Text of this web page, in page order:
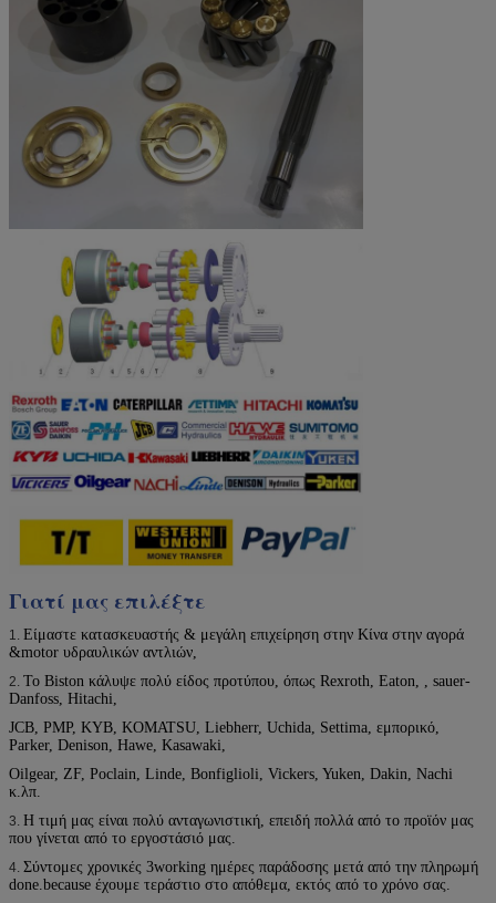
Γιατί μας επιλέξτε
1. Είμαστε κατασκευαστής & μεγάλη επιχείρηση στην Κίνα στην αγορά
&motor υδραυλικών αντλιών,
2. Το Biston κάλυψε πολύ είδος προτύπου, όπως Rexroth, Eaton, , sauer-
Danfoss, Hitachi,
JCB, PMP, KYB, KOMATSU, Liebherr, Uchida, Settima, εμπορικό,
Parker, Denison, Hawe, Kasawaki,
Oilgear, ZF, Poclain, Linde, Bonfiglioli, Vickers, Yuken, Dakin, Nachi
κ.λπ.
3. Η τιμή μας είναι πολύ ανταγωνιστική, επειδή πολλά από το προϊόν μας
που γίνεται από το εργοστάσιό μας.
4. Σύντομες χρονικές 3working ημέρες παράδοσης μετά από την πληρωμή
done.because έχουμε τεράστιο στο απόθεμα, εκτός από το χρόνο σας.